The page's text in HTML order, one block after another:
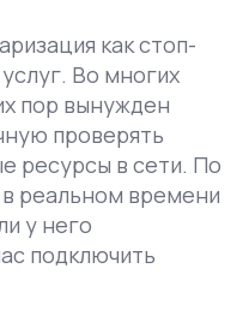
как стоп-
Во многих
пор вынужден
проверять
ресурсы в сети. По
реальном времени
у него
подключить